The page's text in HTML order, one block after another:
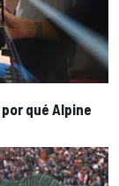
qué Alpine